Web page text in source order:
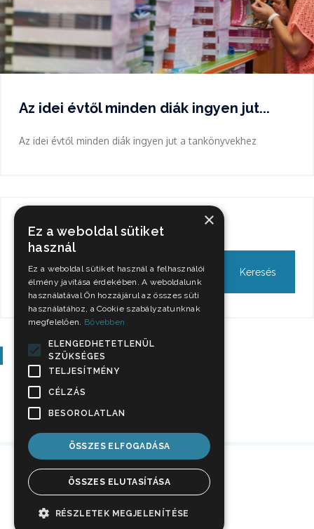
Az idei évtől minden diák ingyen jut...
Az idei évtől minden diák ingyen jut a tankönyvekhez
Keresés
Szavazás
×
Ez a weboldal sütiket
használ
Ez a weboldal sütiket használ a felhasználói
élmény javítása érdekében. A weboldalunk
használatával Ön hozzájárul az összes süti
használatához, a Cookie szabályzatunknak
megfelelően. Bővebben
ELENGEDHETETLENÜL
SZÜKSÉGES
TELJESÍTMÉNY
CÉLZÁS
BESOROLATLAN
ÖSSZES ELFOGADÁSA
ÖSSZES ELUTASÍTÁSA
RÉSZLETEK MEGJELENÍTÉSE